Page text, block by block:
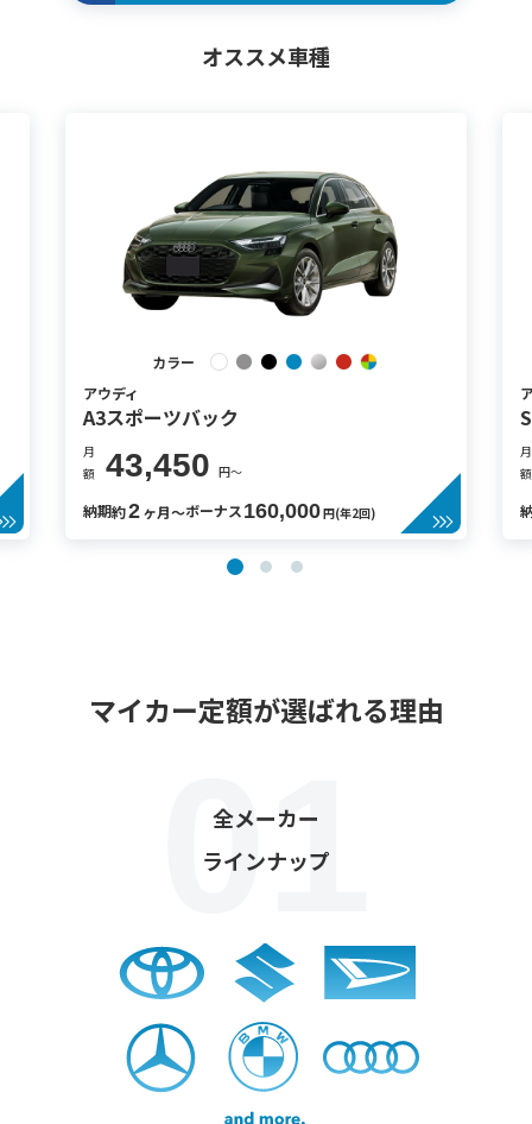
オススメ車種
カラー
アウディ
A3スポーツバック
月
額 43,450 円〜
納期約2ヶ月〜ボーナス160,000円(年2回)
月
額
マイカー定額が選ばれる理由
全メーカー
ラインナップ